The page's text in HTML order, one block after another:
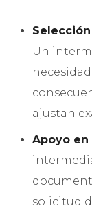
Un
ajustan
Apoyo
solicitud